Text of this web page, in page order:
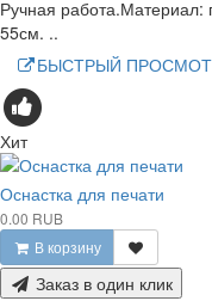
Ручная работа.Материал:
55см. ..
БЫСТРЫЙ
Хит
Оснастка для печати
0.00 RUB
В корзину
Заказ в один клик